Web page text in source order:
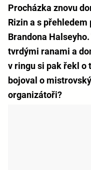
Procházka znovu
Rizin a s
Brandona
tvrdými ranami a
v ringu si pak řekl o
bojoval o
organizátoři?